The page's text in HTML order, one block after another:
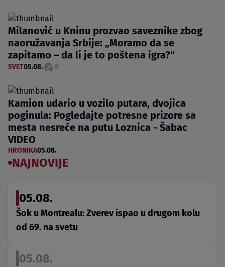
Milanović u Kninu prozvao saveznike zbog
naoružavanja Srbije: „Moramo da se
zapitamo – da li je to poštena igra?“
SVET05.08. 8
Kamion udario u vozilo putara, dvojica
poginula: Pogledajte potresne prizore sa
mesta nesreće na putu Loznica - Šabac
VIDEO
HRONIKA05.08.
NAJNOVIJE
05.08.
Šok u Montrealu: Zverev ispao u drugom kolu
od 69. na svetu
05.08.